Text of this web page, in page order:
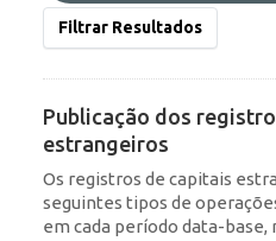
Filtrar Resultados
Publicação dos
estrangeiros
Os registros de capitais
seguintes tipos de
em cada período data-